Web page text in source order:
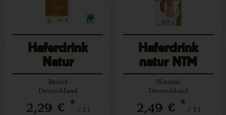
Haferdrink
Natur
Berief
Deutschland
2,29 € * / 1 l
Haferdrink
natur NTM
Natumi
Deutschland
2,49 € * / 1 l